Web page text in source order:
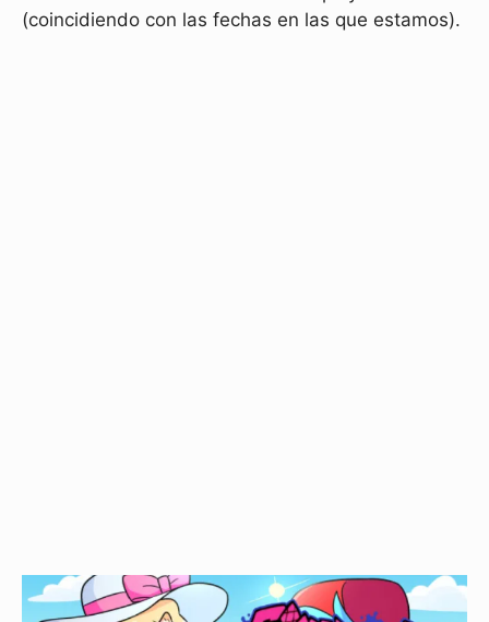
(coincidiendo con las fechas en las que estamos).